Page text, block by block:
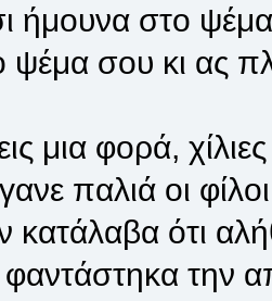
ήμουνα στο
ψέμα σου κι ας
μια φορά,
παλιά οι
κατάλαβα ότι
την